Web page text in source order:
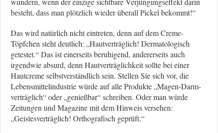
besteht, dass man plötzlich wieder überall Pickel bekommt!“
Das wird natürlich nicht eintreten, denn auf dem Creme-
Töpfchen steht deutlich: „Hautverträglich! Dermatologisch
getestet.“ Das ist einerseits beruhigend, andererseits auch
irgendwie absurd, denn Hautverträglichkeit sollte bei einer
Hautcreme selbstverständlich sein. Stellen Sie sich vor, die
Lebensmittelindustrie würde auf alle Produkte „Magen-Darm-
verträglich“ oder „genießbar“ schreiben. Oder man würde
Zeitungen und Magazine mit dem Hinweis versehen:
„Geistesverträglich! Orthografisch geprüft.“